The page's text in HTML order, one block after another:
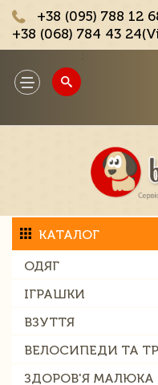
+38 (095) 788 12
+38 (068) 784 43
Toggle
navigation
КАТАЛОГ
ОДЯГ
ІГРАШКИ
ВЗУТТЯ
ВЕЛОСИПЕДИ ТА
ЗДОРОВ'Я МАЛЮКА